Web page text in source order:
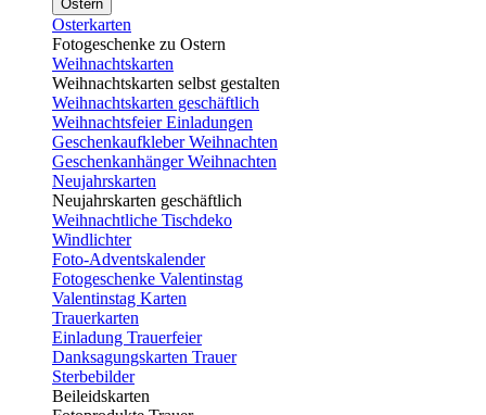
Ostern
Osterkarten
Fotogeschenke zu Ostern
Weihnachtskarten
Weihnachtskarten selbst gestalten
Weihnachtskarten geschäftlich
Weihnachtsfeier Einladungen
Geschenkaufkleber Weihnachten
Geschenkanhänger Weihnachten
Neujahrskarten
Neujahrskarten geschäftlich
Weihnachtliche Tischdeko
Windlichter
Foto-Adventskalender
Fotogeschenke Valentinstag
Valentinstag Karten
Trauerkarten
Einladung Trauerfeier
Danksagungskarten Trauer
Sterbebilder
Beileidskarten